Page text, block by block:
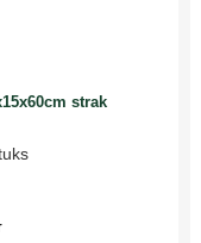
strak